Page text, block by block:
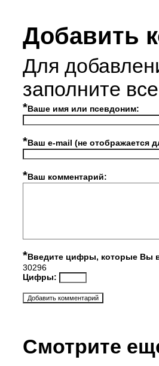
Добавить
Для
заполните
*Ваше имя или псевдоним:
*Ваш e-mail (не отображается
*Ваш комментарий:
*Введите цифры, которые Вы
30296
Цифры:
Смотрите